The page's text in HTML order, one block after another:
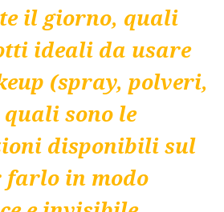
il giorno, quali
ideali da usare
(spray, polveri,
sono le
disponibili sul
farlo in modo